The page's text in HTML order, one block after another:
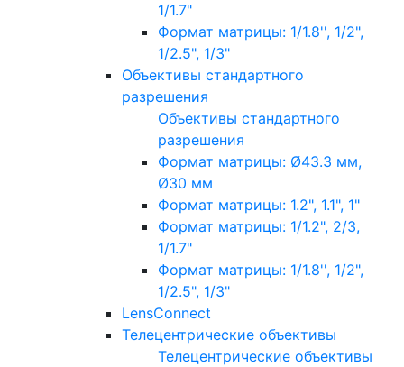
1/1.7"
Формат матрицы: 1/1.8'', 1/2",
1/2.5", 1/3"
Объективы стандартного
разрешения
Объективы стандартного
разрешения
Формат матрицы: Ø43.3 мм,
Ø30 мм
Формат матрицы: 1.2", 1.1", 1"
Формат матрицы: 1/1.2", 2/3,
1/1.7"
Формат матрицы: 1/1.8'', 1/2",
1/2.5", 1/3"
LensConnect
Телецентрические объективы
Телецентрические объективы